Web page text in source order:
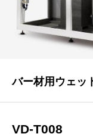
バー材用ウェッ
VD-T008